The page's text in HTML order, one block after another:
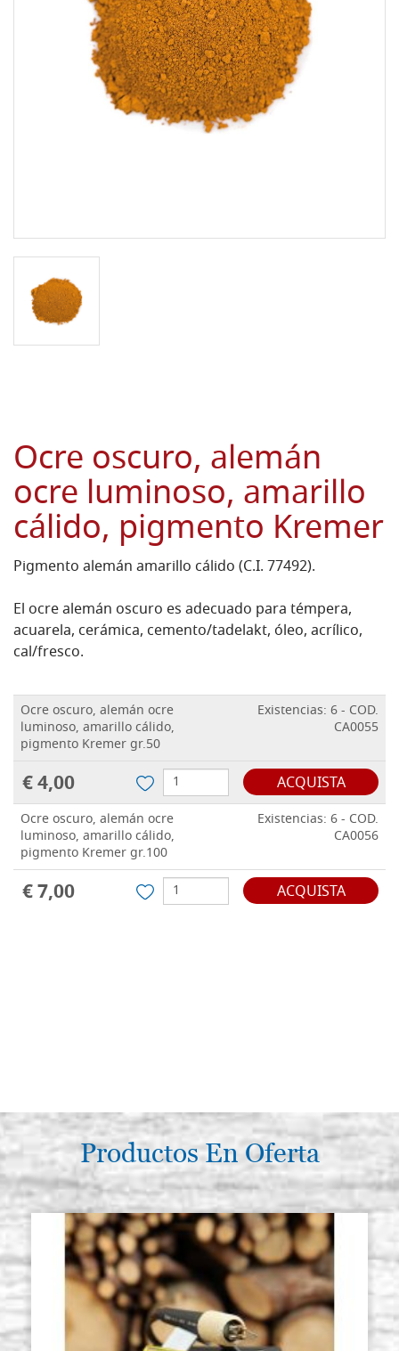
Ocre oscuro, alemán
ocre luminoso, amarillo
cálido, pigmento Kremer
Pigmento alemán amarillo cálido (C.I. 77492).
El ocre alemán oscuro es adecuado para témpera,
acuarela, cerámica, cemento/tadelakt, óleo, acrílico,
cal/fresco.
Ocre oscuro, alemán ocre
luminoso, amarillo cálido,
pigmento Kremer gr.50
Existencias: 6 - COD.
CA0055
€ 4,00 ACQUISTA
Ocre oscuro, alemán ocre
luminoso, amarillo cálido,
pigmento Kremer gr.100
Existencias: 6 - COD.
CA0056
€ 7,00 ACQUISTA
Productos En Oferta